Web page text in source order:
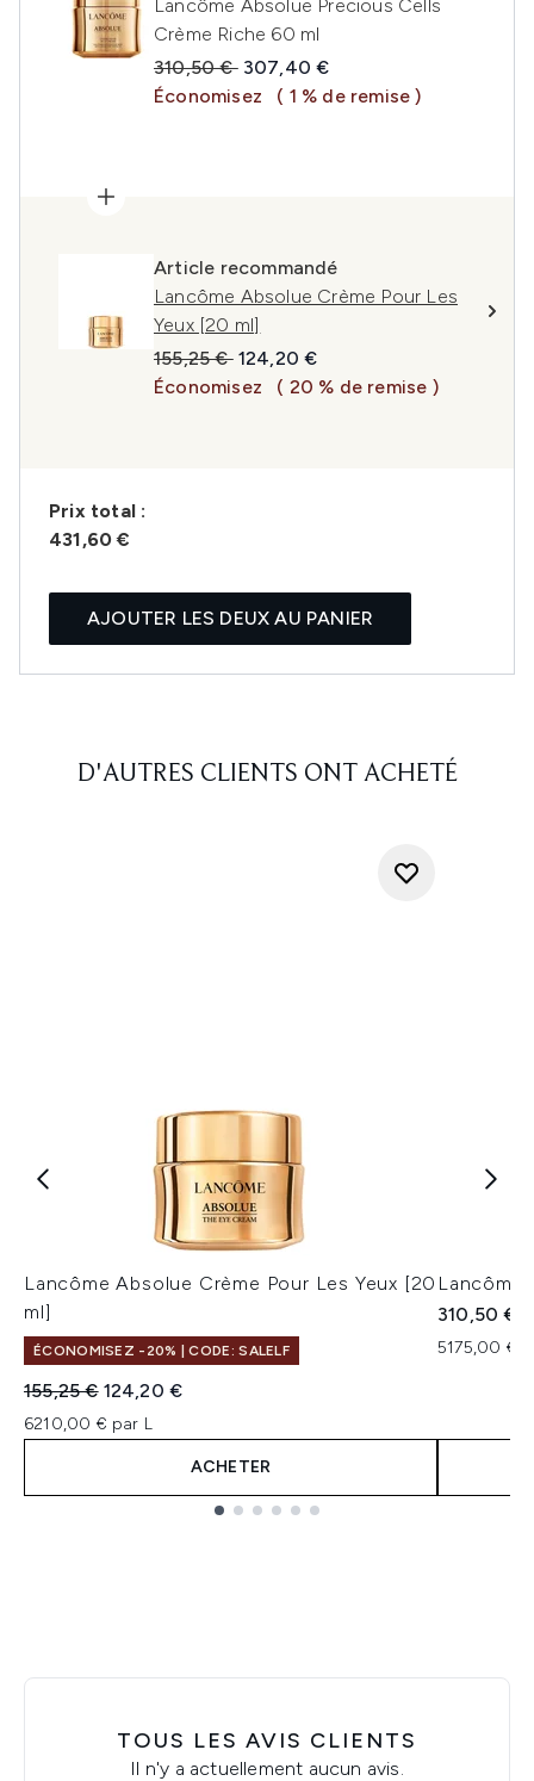
Lancôme Absolue Precious Cells
Crème Riche 60 ml
Prix de vente :
310,50 € Prix ​​actuel :
307,40 €
Économisez
( 1 % de remise )
Article recommandé
Lancôme Absolue Crème Pour Les
Yeux [20 ml]
Prix de vente :
155,25 € Prix ​​actuel :
124,20 €
Économisez
( 20 % de remise )
Prix ​​total :
431,60 €
AJOUTER LES DEUX AU PANIER
D'AUTRES CLIENTS ONT ACHETÉ
Lancôme Absolue Crème Pour Les Yeux [20
ml]
ÉCONOMISEZ -20% | CODE: SALELF
Prix de vente :
155,25 € Prix ​​actuel :
124,20 €
6210,00 € par L
ACHETER
Lancôme
310,50 €
5175,00 €
TOUS LES AVIS CLIENTS
Il n'y a actuellement aucun avis.